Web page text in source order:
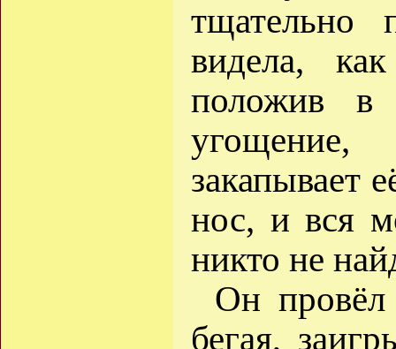
видела,
положив в
закапывает
нос, и вся
никто не
Он провёл
бегая,